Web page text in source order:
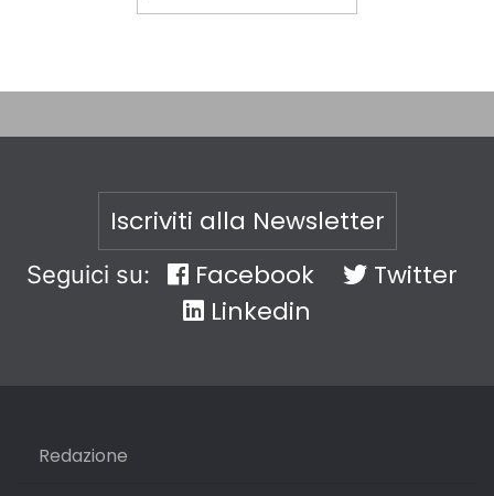
Iscriviti alla Newsletter
Seguici su: Facebook
Twitter
Linkedin
Redazione